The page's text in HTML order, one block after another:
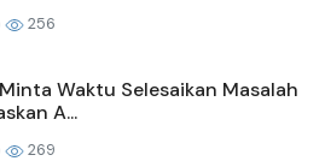
256
Waktu Selesaikan Masalah
A...
269